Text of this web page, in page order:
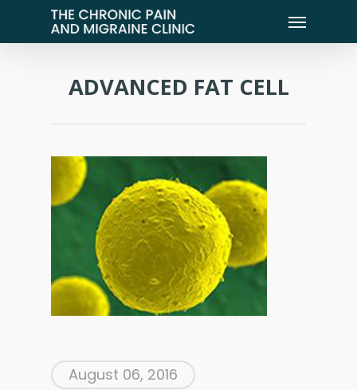
ADVANCED FAT CELL
August 06, 2016